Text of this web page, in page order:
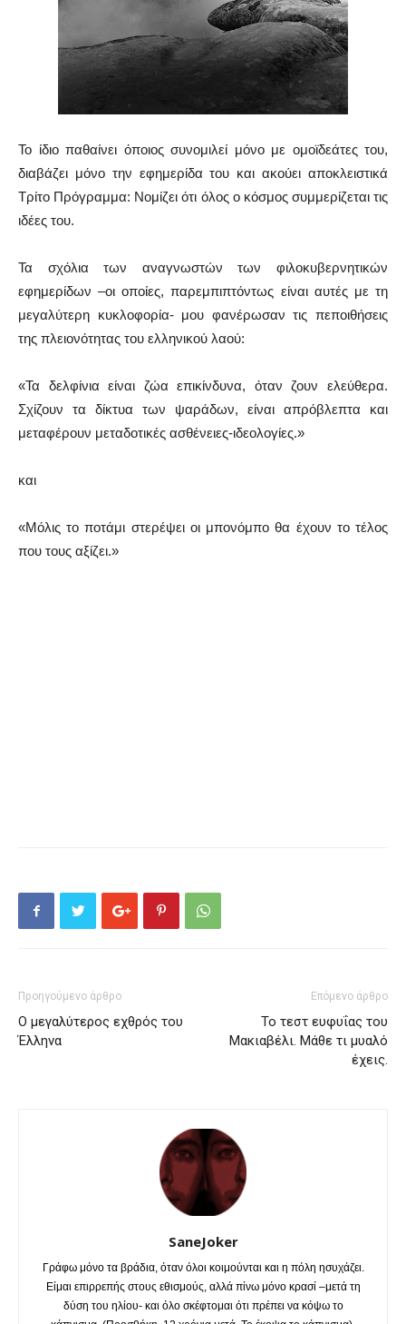
Το ίδιο παθαίνει όποιος συνομιλεί μόνο με ομοϊδεάτες του,
διαβάζει μόνο την εφημερίδα του και ακούει αποκλειστικά
Τρίτο Πρόγραμμα: Νομίζει ότι όλος ο κόσμος συμμερίζεται τις
ιδέες του.
Τα σχόλια των αναγνωστών των φιλοκυβερνητικών
εφημερίδων –οι οποίες, παρεμπιπτόντως είναι αυτές με τη
μεγαλύτερη κυκλοφορία- μου φανέρωσαν τις πεποιθήσεις
της πλειονότητας του ελληνικού λαού:
«Τα δελφίνια είναι ζώα επικίνδυνα, όταν ζουν ελεύθερα.
Σχίζουν τα δίκτυα των ψαράδων, είναι απρόβλεπτα και
μεταφέρουν μεταδοτικές ασθένειες-ιδεολογίες.»
και
«Μόλις το ποτάμι στερέψει οι μπονόμπο θα έχουν το τέλος
που τους αξίζει.»
Προηγούμενο άρθρο
Ο μεγαλύτερος εχθρός του
Έλληνα
Επόμενο άρθρο
Το τεστ ευφυΐας του
Μακιαβέλι. Μάθε τι μυαλό
έχεις.
SaneJoker
Γράφω μόνο τα βράδια, όταν όλοι κοιμούνται και η πόλη ησυχάζει.
Είμαι επιρρεπής στους εθισμούς, αλλά πίνω μόνο κρασί –μετά τη
δύση του ηλίου- και όλο σκέφτομαι ότι πρέπει να κόψω το